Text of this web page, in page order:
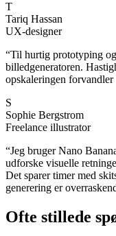
T
Tariq Hassan
UX-designer
“Til hurtig prototyping
billedgeneratoren.
opskaleringen
S
Sophie Bergstrom
Freelance illustrator
“Jeg bruger Nano
udforske visuelle
Det sparer timer med
generering er
Ofte stillede